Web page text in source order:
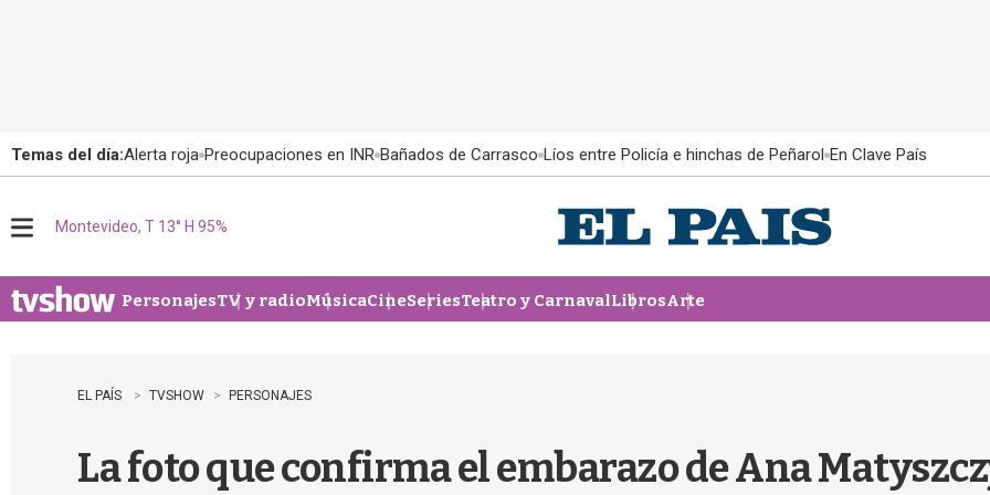
Temas del día:Alerta roja Preocupaciones en INR Bañados de Carrasco Líos entre Policía e hinchas de Peñarol En Clave País
u
Montevideo, T 13° H 95%
PersonajesTV y radioMúsicaCineSeriesTeatro y CarnavalLibrosArte
EL PAÍS TVSHOW PERSONAJES
La foto que confirma el embarazo de Ana